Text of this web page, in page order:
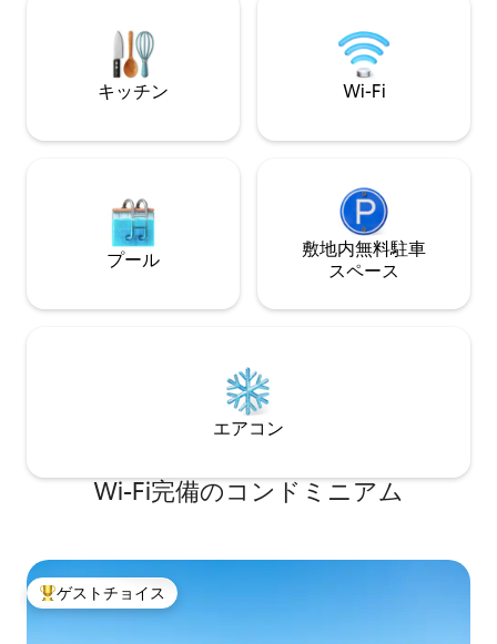
同伴される場合は、事前にご相談くださ
い。 セルフチェックイン可能、スマート
キッチン Wi-Fi
プール
敷地内無料駐⁠車
ス⁠ペ⁠ー⁠ス
エアコン
Wi-Fi完備のコンドミニアム
大好評のゲストチョイスです。
ゲストチョイス